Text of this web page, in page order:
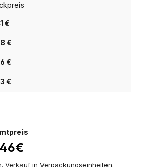
€
€
€
€
Verkauf in Verpackungseinheiten.